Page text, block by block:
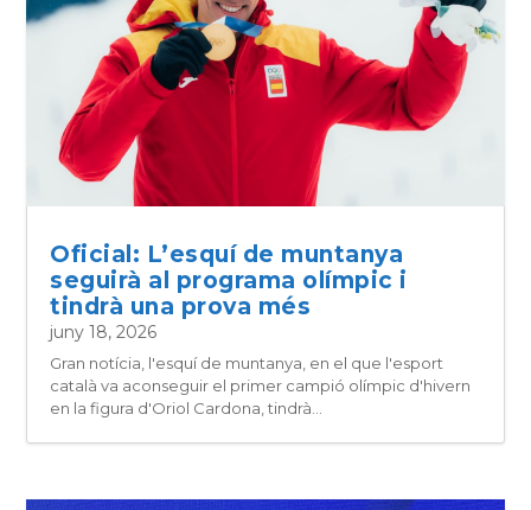
Oficial: L’esquí de muntanya
seguirà al programa olímpic i
tindrà una prova més
juny 18, 2026
Gran notícia, l'esquí de muntanya, en el que l'esport
català va aconseguir el primer campió olímpic d'hivern
en la figura d'Oriol Cardona, tindrà...